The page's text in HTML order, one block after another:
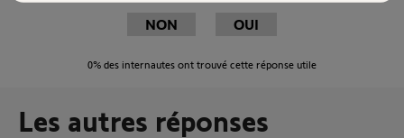
NON OUI
0% des internautes ont trouvé cette réponse utile
Les autres réponses